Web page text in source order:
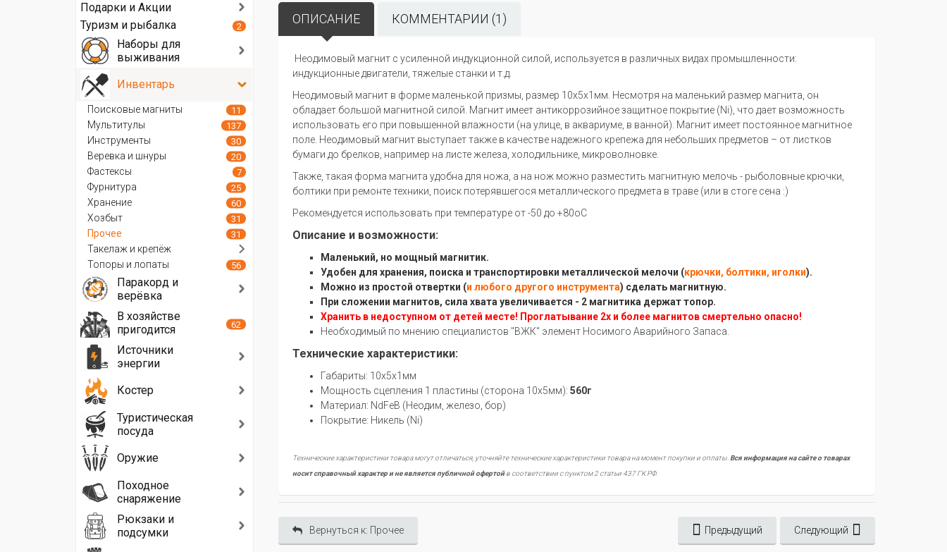
ОПИСАНИЕ КОММЕНТАРИИ (1)
Неодимовый магнит с усиленной индукционной силой, используется в различных видах промышленности:
индукционные двигатели, тяжелые станки и т.д.
Неодимовый магнит в форме маленькой призмы, размер 10х5х1мм. Несмотря на маленький размер магнита, он
обладает большой магнитной силой. Магнит имеет антикоррозийное защитное покрытие (Ni), что дает возможность
использовать его при повышенной влажности (на улице, в аквариуме, в ванной). Магнит имеет постоянное магнитное
поле. Неодимовый магнит выступает также в качестве надежного крепежа для небольших предметов – от листков
бумаги до брелков, например на листе железа, холодильнике, микроволновке.
Также, такая форма магнита удобна для ножа, а на нож можно разместить магнитную мелочь - рыболовные крючки,
болтики при ремонте техники, поиск потерявшегося металлического предмета в траве (или в стоге сена :)
Рекомендуется использовать при температуре от -50 до +80оC
Описание и возможности:
Маленький, но мощный магнитик.
Удобен для хранения, поиска и транспортировки металлической мелочи (крючки, болтики, иголки).
Можно из простой отвертки (и любого другого инструмента) сделать магнитную.
При сложении магнитов, сила хвата увеличивается - 2 магнитика держат топор.
Хранить в недоступном от детей месте! Проглатывание 2х и более магнитов смертельно опасно!
Необходимый по мнению специалистов "ВЖК" элемент Носимого Аварийного Запаса.
Технические характеристики:
Габариты: 10х5х1мм
Мощность сцепления 1 пластины (сторона 10х5мм): 560г
Материал: NdFeB (Неодим, железо, бор)
Покрытие: Никель (Ni)
Технические характеристики товара могут отличаться, уточняйте технические характеристики товара на момент покупки и оплаты.Вся информация на сайте о товарах
носит справочный характер и не является публичной офертойв соответствии с пунктом 2 статьи 437 ГК РФ.
Вернуться к: Прочее Предыдущий Следующий
Подарки и Акции
Туризм и рыбалка
2
Наборы для
выживания
Инвентарь
Поисковые магниты 11
Мультитулы 137
Инструменты 30
Веревка и шнуры 20
Фастексы 7
Фурнитура 25
Хранение 60
Хозбыт 31
Прочее 31
Такелаж и крепёж
Топоры и лопаты
56
Паракорд и
верёвка
В хозяйстве
пригодится
62
Источники
энергии
Костер
Туристическая
посуда
Оружие
Походное
снаряжение
Рюкзаки и
подсумки